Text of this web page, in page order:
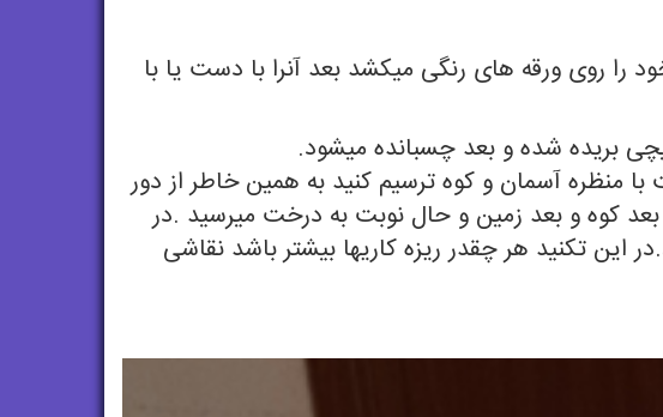
را روی ورقه های رنگی میکشد بعد آنرا با دست یا با
بریده شده و بعد چسبانده میشود.
آسمان و کوه ترسیم کنید به همین خاطر از دور
بعد کوه و بعد زمین و حال نوبت به درخت میرسید .در
تکنید هر چقدر ریزه کاریها بیشتر باشد نقاشی